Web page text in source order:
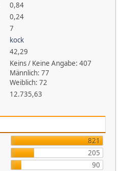
0,84
0,24
7
kock
42,29
Keins / Keine Angabe: 407
Männlich: 77
Weiblich: 72
12.735,63
821
205
90